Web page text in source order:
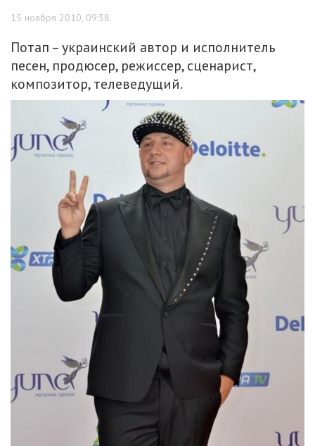
15 ноября 2010, 09:38
Потап – украинский автор и исполнитель
песен, продюсер, режиссер, сценарист,
композитор, телеведущий.